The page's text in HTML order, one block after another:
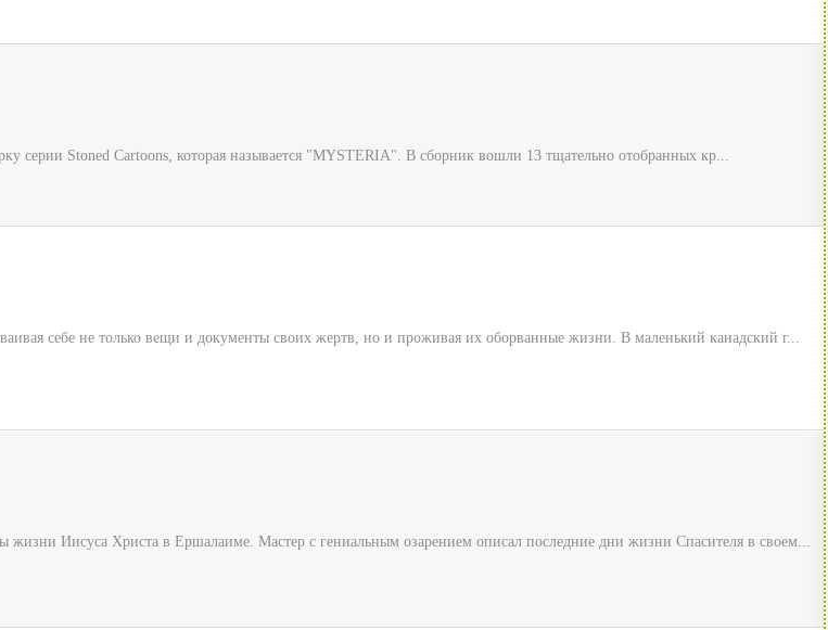
серии Stoned Cartoons, которая называется "MYSTERIA". В сборник вошли 13 тщательно отобранных кр...
себе не только вещи и документы своих жертв, но и проживая их оборванные жизни. В маленький канадский г...
Иисуса Христа в Ершалаиме. Мастер с гениальным озарением описал последние дни жизни Спасителя в своем...